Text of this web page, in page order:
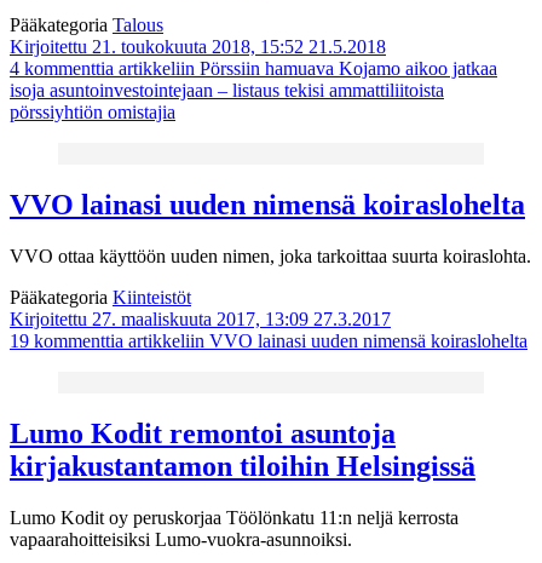
Pääkategoria Talous
Kirjoitettu 21. toukokuuta 2018, 15:52 21.5.2018
4 kommenttia artikkeliin Pörssiin hamuava Kojamo aikoo jatkaa
isoja asuntoinvestointejaan – listaus tekisi ammattiliitoista
pörssiyhtiön omistajia
VVO lainasi uuden nimensä koiraslohelta
VVO ottaa käyttöön uuden nimen, joka tarkoittaa suurta koiraslohta.
Pääkategoria Kiinteistöt
Kirjoitettu 27. maaliskuuta 2017, 13:09 27.3.2017
19 kommenttia artikkeliin VVO lainasi uuden nimensä koiraslohelta
Lumo Kodit remontoi asuntoja
kirjakustantamon tiloihin Helsingissä
Lumo Kodit oy peruskorjaa Töölönkatu 11:n neljä kerrosta
vapaarahoitteisiksi Lumo-vuokra-asunnoiksi.